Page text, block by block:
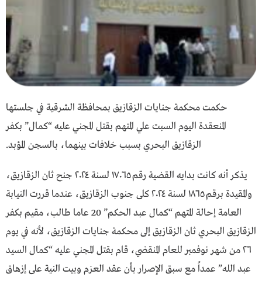
حكمت محكمة جنايات الزقازيق بمحافظة الشرقية في جلستها
المنعقدة اليوم السبت علي المتهم بقتل المجني عليه “كمال” بكفر
الزقازيق البحري بسبب خلافات بينهما، بالسجن المؤبد.
يذكر أنه كانت بدايه القضية رقم ١٧٠٦٥ لسنة ٢٠٢٤ جنح ثان الزقازيق،
والمقيدة برقم ١٨٦٥ لسنة ٢٠٢٤ كلى جنوب الزقازيق، عندما قررت النيابة
العامة إحالة المتهم “كمال عبد الحكم” 20 عاما طالب، مقيم بكفر
الزقازيق البحري ثان الزقازيق إلى محكمة جنايات الزقازيق، لأنه في يوم
٢٦ من شهر نوفمبر للعام المنقضي، قام بقتل المجني عليه “كمال السيد
عبد الله” عمداً مع سبق الإصرار بأن عقد العزم وبيت النية على إزهاق